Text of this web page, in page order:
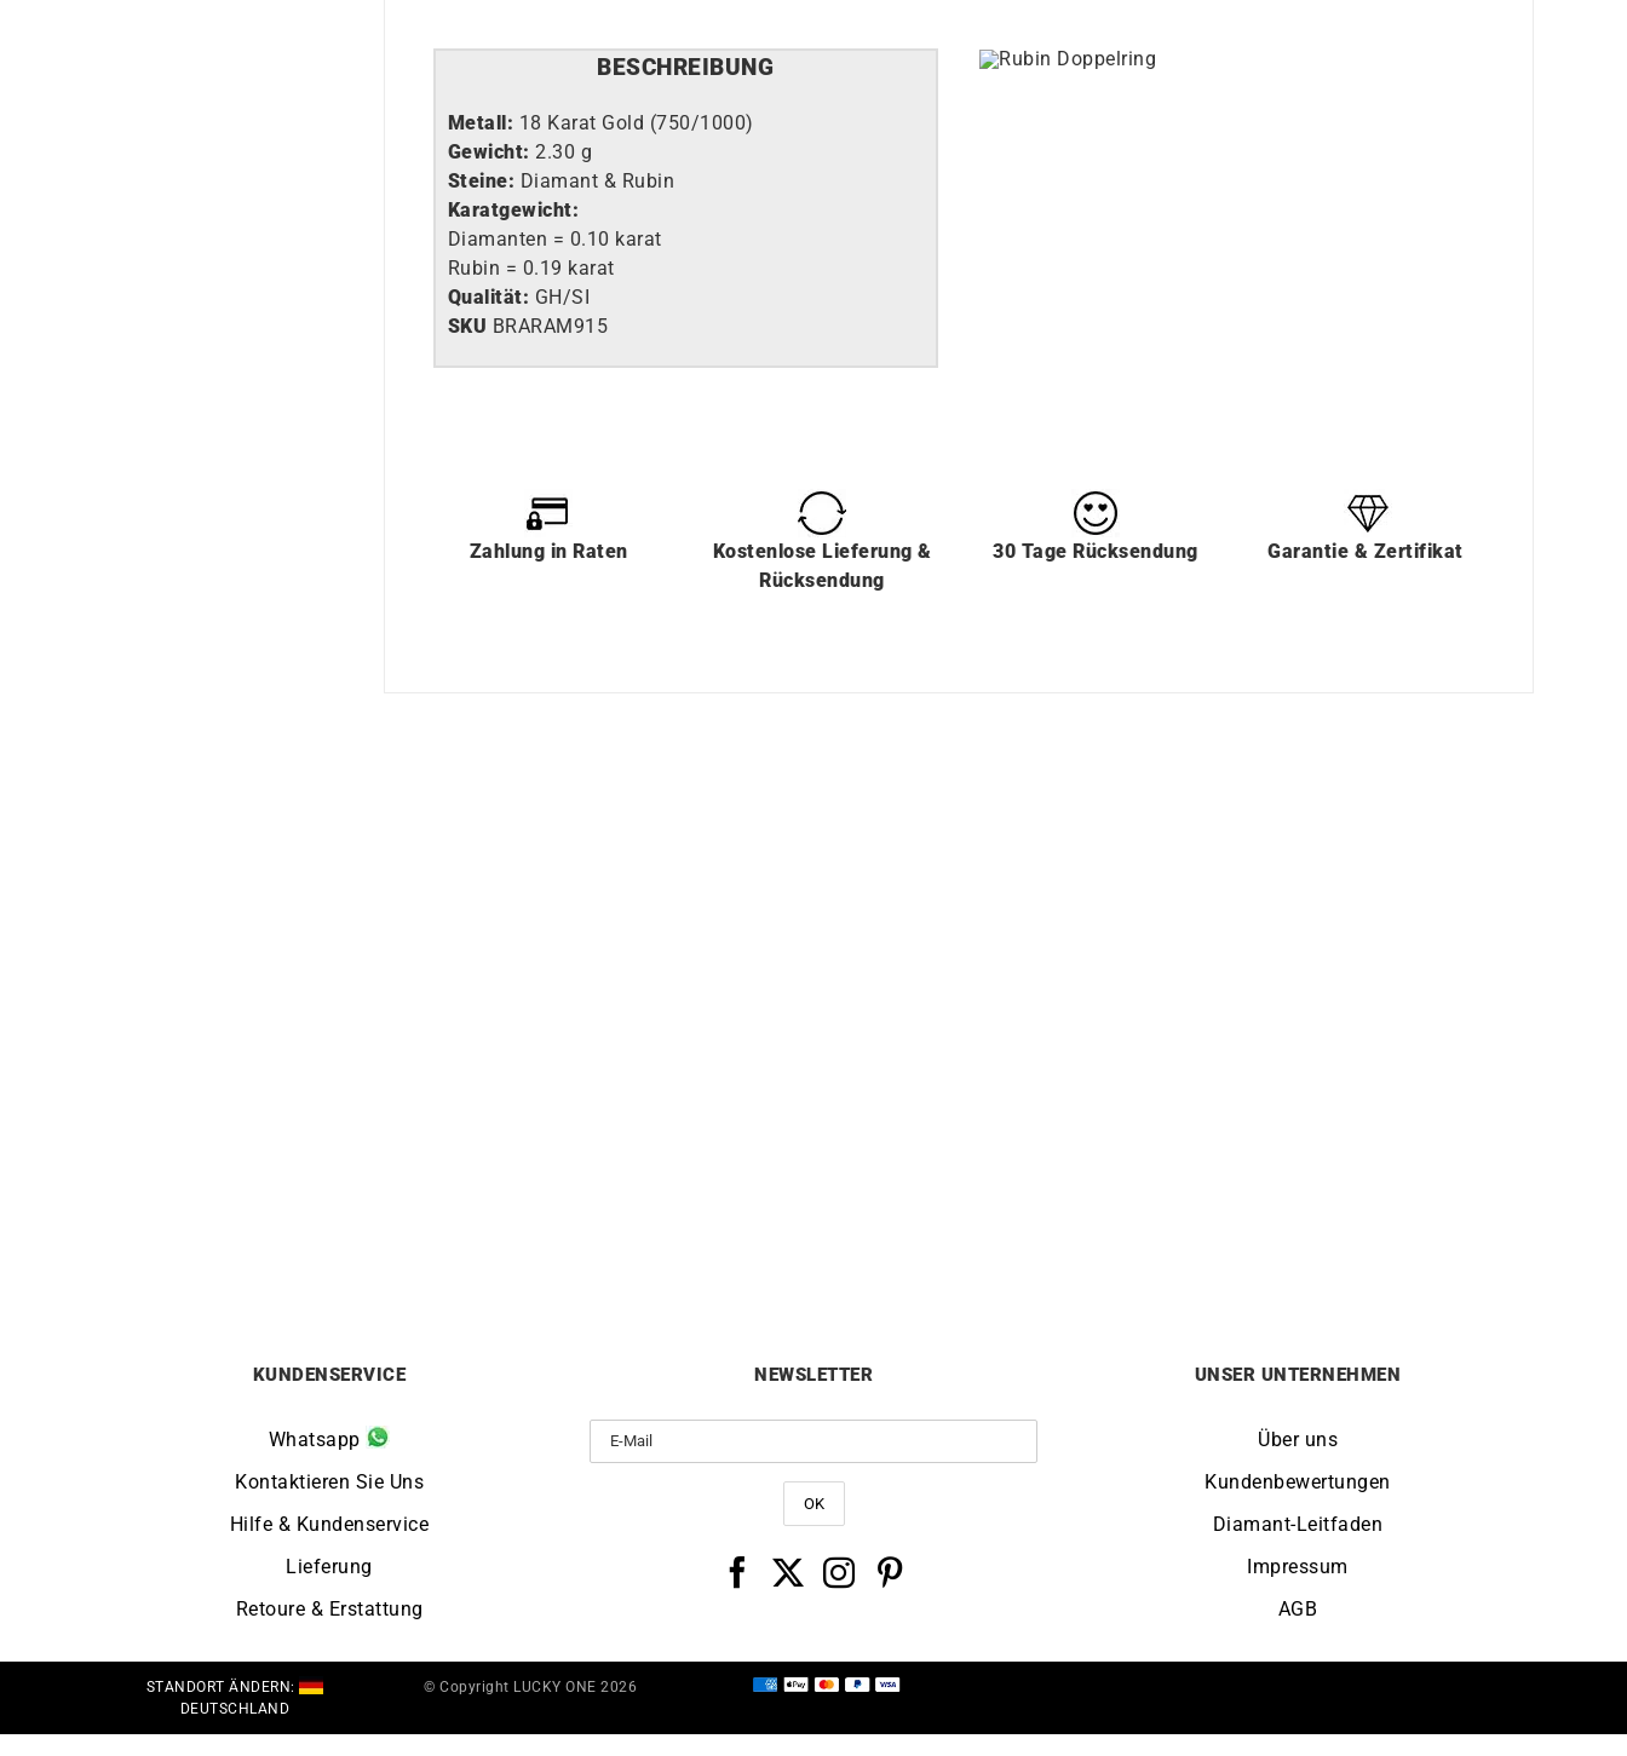
BESCHREIBUNG
Metall: 18 Karat Gold (750/1000)
Gewicht:2.30 g
Steine: Diamant & Rubin
Karatgewicht:
Diamanten = 0.10 karat
Rubin = 0.19 karat
Qualität: GH/SI
SKU BRARAM915
Zahlung inRaten
Kostenlose Lieferung &
Rücksendung
30 Tage Rücksendung Garantie & Zertifikat
KUNDENSERVICE
Whatsapp
Kontaktieren Sie Uns
Hilfe & Kundenservice
Lieferung
Retoure & Erstattung
NEWSLETTER UNSER UNTERNEHMEN
Über uns
Kundenbewertungen
Diamant-Leitfaden
Impressum
AGB
STANDORT ÄNDERN:
DEUTSCHLAND
© Copyright LUCKY ONE 2026